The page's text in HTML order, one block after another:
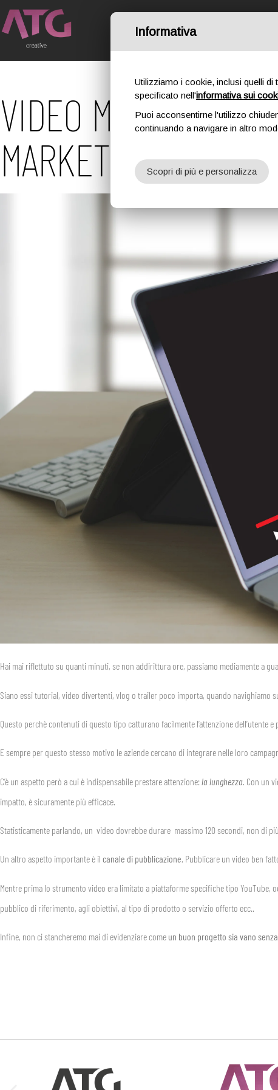
VIDEO MAKING:
MARKETING VISIVO
Hai mai riflettuto su quanti minuti, se non addirittura ore, passiamo mediamente a
Siano essi tutorial, video divertenti, vlog o trailer poco importa, quando navighiamo
Questo perchè contenuti di questo tipo catturano facilmente l’attenzione dell’utente
E sempre per questo stesso motivo le aziende cercano di integrare nelle loro
C’è un aspetto però a cui è indispensabile prestare attenzione: la lunghezza . Con un
impatto, è sicuramente più efficace.
Statisticamente parlando, un video dovrebbe durare massimo 120 secondi, non di
Un altro aspetto importante è il canale di pubblicazione. Pubblicare un video ben
Mentre prima lo strumento video era limitato a piattaforme specifiche tipo
pubblico di riferimento, agli obiettivi, al tipo di prodotto o servizio offerto ecc..
Infine, non ci stancheremo mai di evidenziare come un buon progetto sia vano
Informativa
Utilizziamo i cookie, inclusi quelli
specificato nell'informativa sui
Puoi acconsentirne l'utilizzo
continuando a navigare in altro
Scopri di più e personalizza